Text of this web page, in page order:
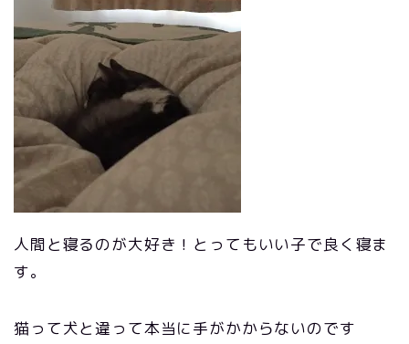
人間と寝るのが大好き！とってもいい子で良く寝ま
す。
猫って犬と違って本当に手がかからないのです